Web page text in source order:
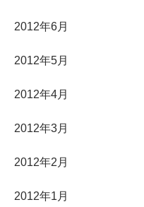
2012年6月
2012年5月
2012年4月
2012年3月
2012年2月
2012年1月